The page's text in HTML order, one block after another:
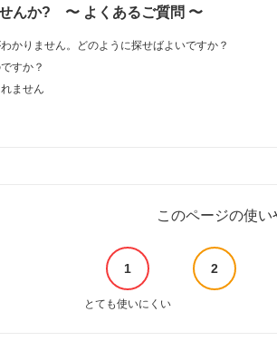
んか? 〜 よくあるご質問 〜
かりません。どのように探せばよいですか？
すか？
ません
このページの使
1 2
とても使いにくい